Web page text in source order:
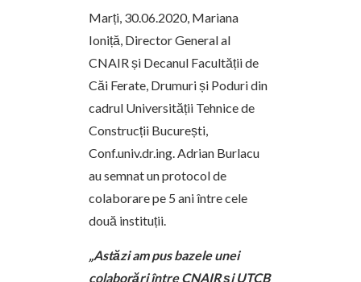
Marți, 30.06.2020, Mariana
Ioniță, Director General al
CNAIR și Decanul Facultății de
Căi Ferate, Drumuri și Poduri din
cadrul Universității Tehnice de
Construcții București,
Conf.univ.dr.ing. Adrian Burlacu
au semnat un protocol de
colaborare pe 5 ani între cele
două instituții.
„Astăzi am pus bazele unei
colaborări între CNAIR și UTCB